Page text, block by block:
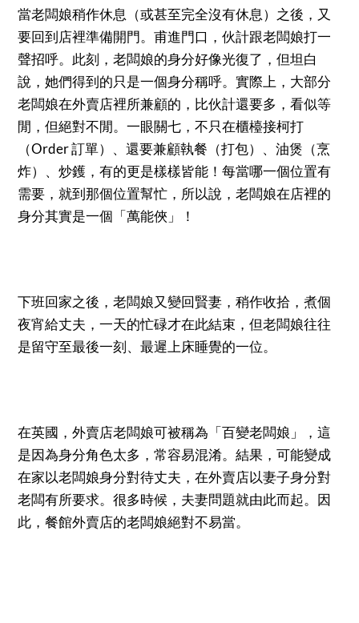
當老闆娘稍作休息（或甚至完全沒有休息）之後，又
要回到店裡準備開門。甫進門口，伙計跟老闆娘打一
聲招呼。此刻，老闆娘的身分好像光復了，但坦白
說，她們得到的只是一個身分稱呼。實際上，大部分
老闆娘在外賣店裡所兼顧的，比伙計還要多，看似等
閒，但絕對不閒。一眼關七，不只在櫃檯接柯打
（Order 訂單）、還要兼顧執餐（打包）、油煲（烹
炸）、炒鑊，有的更是樣樣皆能！每當哪一個位置有
需要，就到那個位置幫忙，所以說，老闆娘在店裡的
身分其實是一個「萬能俠」！
下班回家之後，老闆娘又變回賢妻，稍作收拾，煮個
夜宵給丈夫，一天的忙碌才在此結束，但老闆娘往往
是留守至最後一刻、最遲上床睡覺的一位。
在英國，外賣店老闆娘可被稱為「百變老闆娘」，這
是因為身分角色太多，常容易混淆。結果，可能變成
在家以老闆娘身分對待丈夫，在外賣店以妻子身分對
老闆有所要求。很多時候，夫妻問題就由此而起。因
此，餐館外賣店的老闆娘絕對不易當。